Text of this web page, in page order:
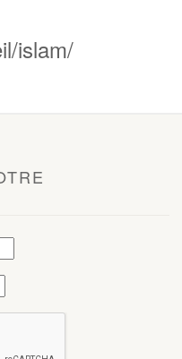
islam/